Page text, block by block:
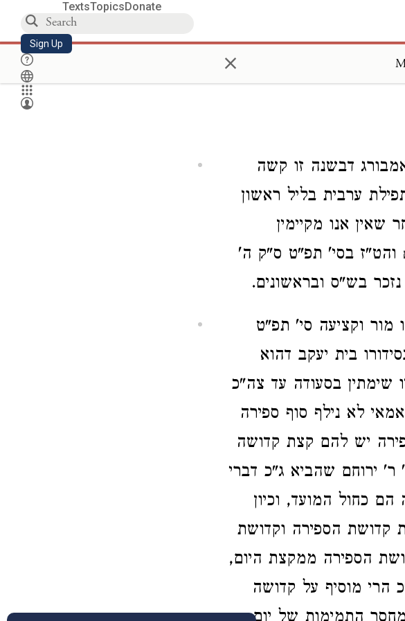
TextsTopicsDonate
Sign Up ×
דבשנה זו קשה
ערבית בליל ראשון
אנו מקיימין
והט"ז בסי' תפ"ט ס"ק ה'
בש"ס ובראשונים.
מור וקציעה סי' תפ"ט
בית יעקב דהוא
שימתין בסעודה עד צה"כ
לא נילף סוף ספירה
יש להם קצת קדושה
ירוחם שהביא ג"כ דברי
הם כחול המועד, וכיון
קדושת הספירה וקדושת
הספירה ממקצת היום,
מוסיף על קדושה